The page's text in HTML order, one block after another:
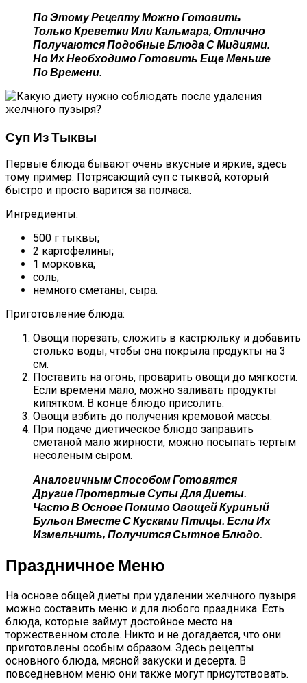
По Этому Рецепту Можно Готовить
Только Креветки Или Кальмара, Отлично
Получаются Подобные Блюда С Мидиями,
Но Их Необходимо Готовить Еще Меньше
По Времени.
Суп Из Тыквы
Первые блюда бывают очень вкусные и яркие, здесь
тому пример. Потрясающий суп с тыквой, который
быстро и просто варится за полчаса.
Ингредиенты:
500 г тыквы;
2 картофелины;
1 морковка;
соль;
немного сметаны, сыра.
Приготовление блюда:
Овощи порезать, сложить в кастрюльку и добавить
столько воды, чтобы она покрыла продукты на 3
см.
Поставить на огонь, проварить овощи до мягкости.
Если времени мало, можно заливать продукты
кипятком. В конце блюдо присолить.
Овощи взбить до получения кремовой массы.
При подаче диетическое блюдо заправить
сметаной мало жирности, можно посыпать тертым
несоленым сыром.
Аналогичным Способом Готовятся
Другие Протертые Супы Для Диеты.
Часто В Основе Помимо Овощей Куриный
Бульон Вместе С Кусками Птицы. Если Их
Измельчить, Получится Сытное Блюдо.
Праздничное Меню
На основе общей диеты при удалении желчного пузыря
можно составить меню и для любого праздника. Есть
блюда, которые займут достойное место на
торжественном столе. Никто и не догадается, что они
приготовлены особым образом. Здесь рецепты
основного блюда, мясной закуски и десерта. В
повседневном меню они также могут присутствовать.